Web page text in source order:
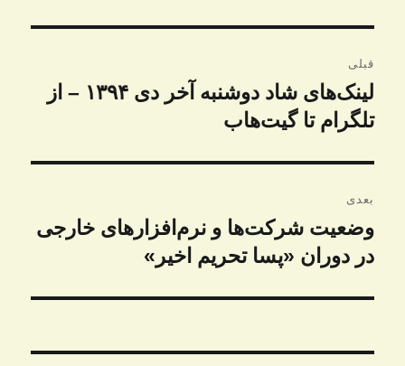
نوشته
قبلی
نوشته
قبلی:
لینک‌های شاد دوشنبه‌ آخر دی ۱۳۹۴ – از
تلگرام تا گیت‌هاب
بعدی
نوشته
بعدی:
وضعیت شرکت‌ها و نرم‌افزارهای خارجی
در دوران «پسا تحریم اخیر»